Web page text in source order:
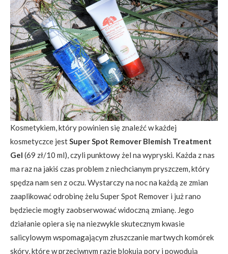
Kosmetykiem, który powinien się znaleźć w każdej
kosmetyczce jestSuper Spot Remover Blemish Treatment
Gel (69 zł/10 ml), czyli punktowy żel na wypryski. Każda z nas
ma raz na jakiś czas problem z niechcianym pryszczem, który
spędza nam sen z oczu. Wystarczy na noc na każdą ze zmian
zaaplikować odrobinę żelu Super Spot Remover i już rano
będziecie mogły zaobserwować widoczną zmianę. Jego
działanie opiera się na niezwykle skutecznym kwasie
salicylowym wspomagającym złuszczanie martwych komórek
skóry, które w przeciwnym razie blokują pory i powodują